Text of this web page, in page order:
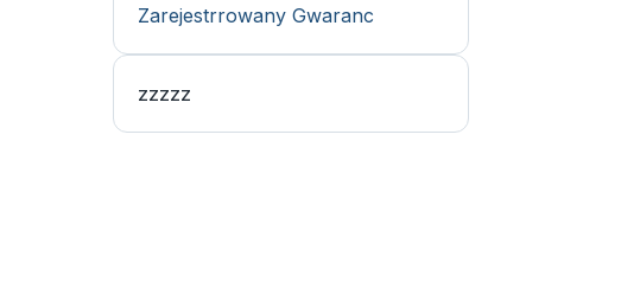
Zarejestrrowany Gwaranc
zzzzz